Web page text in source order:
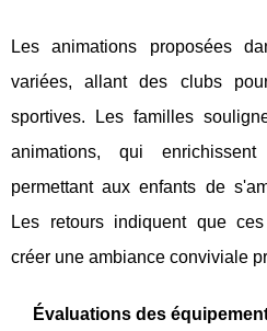
Les animations proposées
variées, allant des clubs
sportives. Les familles
animations, qui
permettant aux enfants de
Les retours indiquent que
créer une ambiance conviviale
Évaluations des